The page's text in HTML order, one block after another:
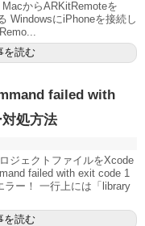
からARKitRemoteを
WindowsにiPhoneを接続し
を読む
failed with
処方法
ェクトファイルをXcode
failed with exit code 1
ー！ 一行上には「library
を読む